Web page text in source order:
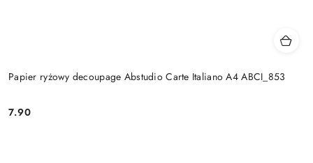
Papier ryżowy decoupage Abstudio Carte Italiano A4 ABCI_853
Cena:
7.90